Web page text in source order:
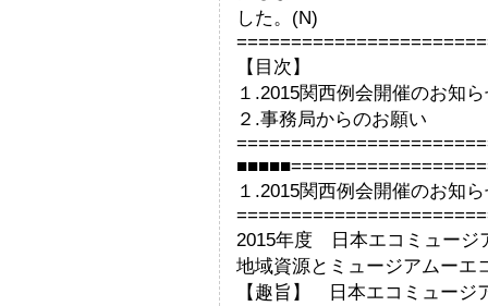
した。(N)
【目次】
１.2015関西例会開催のお知
２.事務局からのお願い
１.2015関西例会開催のお知
2015年度 日本エコミュー
地域資源とミュージアムーエ
【趣旨】 日本エコミュージ